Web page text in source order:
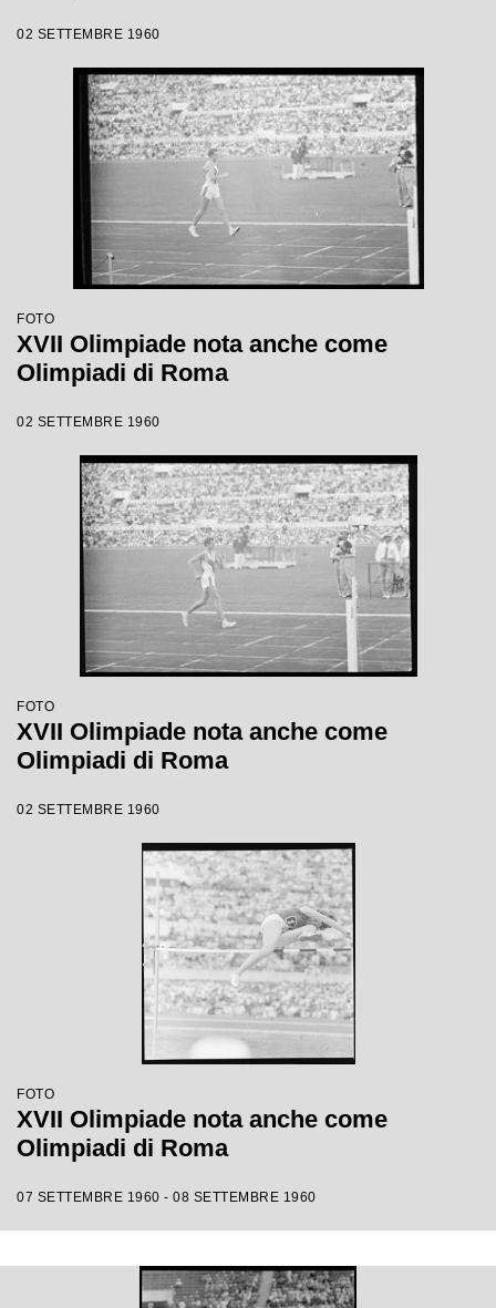
02 SETTEMBRE 1960
FOTO
XVII Olimpiade nota anche come
Olimpiadi di Roma
02 SETTEMBRE 1960
FOTO
XVII Olimpiade nota anche come
Olimpiadi di Roma
02 SETTEMBRE 1960
FOTO
XVII Olimpiade nota anche come
Olimpiadi di Roma
07 SETTEMBRE 1960 - 08 SETTEMBRE 1960